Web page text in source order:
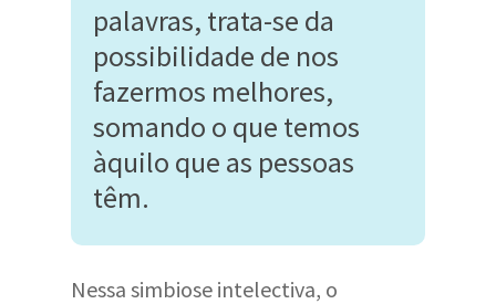
palavras, trata-se da
possibilidade de nos
fazermos melhores,
somando o que temos
àquilo que as pessoas
têm.
Nessa simbiose intelectiva, o